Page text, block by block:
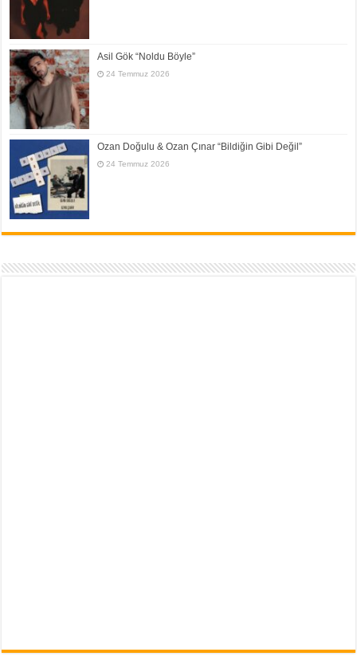
Asil Gök “Noldu Böyle”
24 Temmuz 2026
Ozan Doğulu & Ozan Çınar “Bildiğin Gibi Değil”
24 Temmuz 2026